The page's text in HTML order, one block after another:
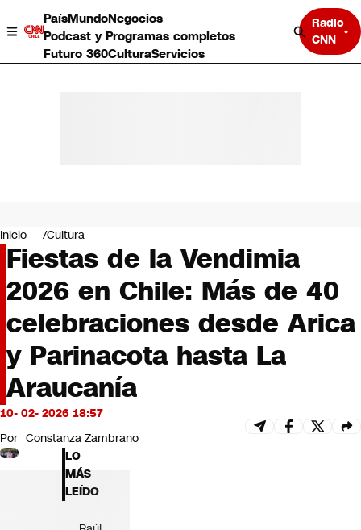
PaísMundoNegocios
Podcast y Programas completos
Futuro 360CulturaServicios
Radio
CNN
Negocios
Deportes
Programas completos
Cultura
Servicios
Bits
CNN tiempo
Futuro 360
Opinión
Inicio Cultura
Fiestas de la Vendimia
2026 en Chile: Más de 40
celebraciones desde Arica
y Parinacota hasta La
Araucanía
10- 02- 2026 18:57
Por Constanza Zambrano
LO
MÁS
LEÍDO